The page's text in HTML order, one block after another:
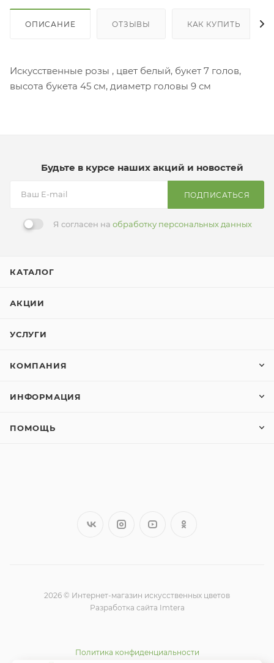
ОПИСАНИЕ ОТЗЫВЫ КАК КУПИТЬ
Искусственные розы , цвет белый, букет 7 голов,
высота букета 45 см, диаметр головы 9 см
Будьте в курсе наших акций и новостей
ПОДПИСАТЬСЯ
Я согласен на обработку персональных данных
КАТАЛОГ
АКЦИИ
УСЛУГИ
КОМПАНИЯ
ИНФОРМАЦИЯ
ПОМОЩЬ
2026 © Интернет-магазин искусственных цветов
Разработка сайта Imtera
Политика конфиденциальности